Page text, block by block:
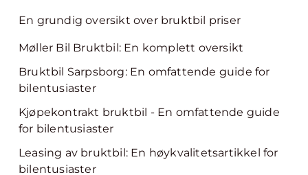
En grundig oversikt over bruktbil priser
Møller Bil Bruktbil: En komplett oversikt
Bruktbil Sarpsborg: En omfattende guide for
bilentusiaster
Kjøpekontrakt bruktbil - En omfattende guide
for bilentusiaster
Leasing av bruktbil: En høykvalitetsartikkel for
bilentusiaster